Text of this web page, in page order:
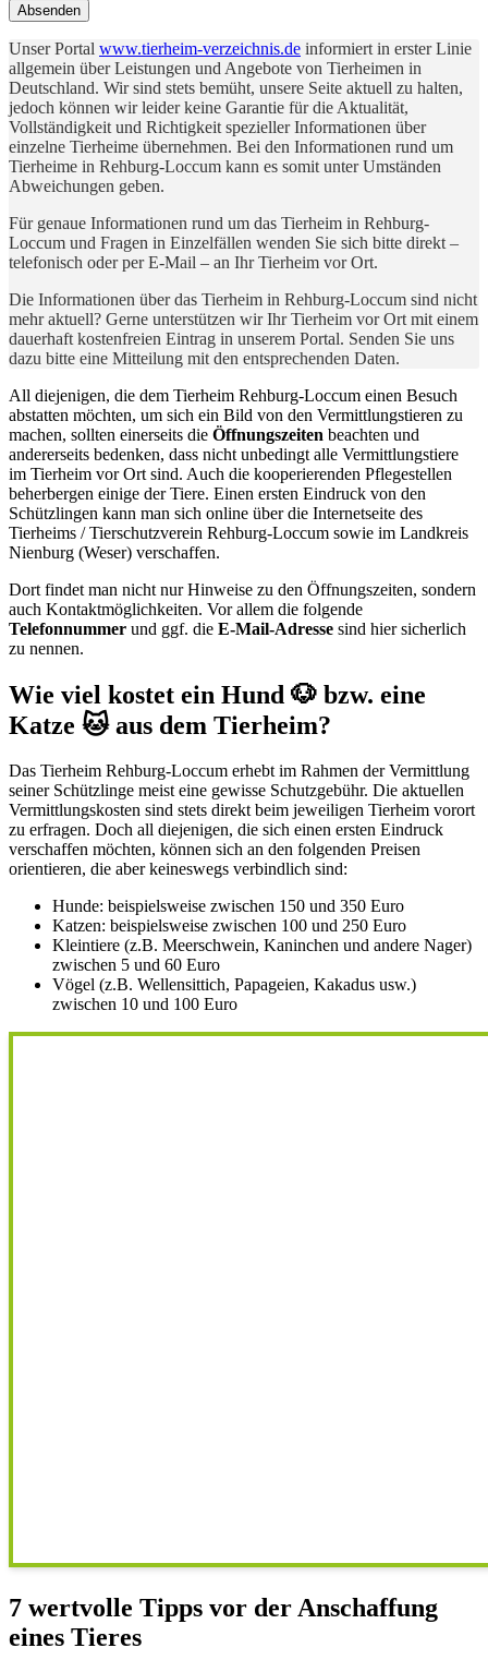
Absenden
Unser Portal www.tierheim-verzeichnis.de informiert in erster Linie
allgemein über Leistungen und Angebote von Tierheimen in
Deutschland. Wir sind stets bemüht, unsere Seite aktuell zu halten,
jedoch können wir leider keine Garantie für die Aktualität,
Vollständigkeit und Richtigkeit spezieller Informationen über
einzelne Tierheime übernehmen. Bei den Informationen rund um
Tierheime in Rehburg-Loccum kann es somit unter Umständen
Abweichungen geben.
Für genaue Informationen rund um das Tierheim in Rehburg-
Loccum und Fragen in Einzelfällen wenden Sie sich bitte direkt –
telefonisch oder per E-Mail – an Ihr Tierheim vor Ort.
Die Informationen über das Tierheim in Rehburg-Loccum sind nicht
mehr aktuell? Gerne unterstützen wir Ihr Tierheim vor Ort mit einem
dauerhaft kostenfreien Eintrag in unserem Portal. Senden Sie uns
dazu bitte eine Mitteilung mit den entsprechenden Daten.
All diejenigen, die dem Tierheim Rehburg-Loccum einen Besuch
abstatten möchten, um sich ein Bild von den Vermittlungstieren zu
machen, sollten einerseits die Öffnungszeiten beachten und
andererseits bedenken, dass nicht unbedingt alle Vermittlungstiere
im Tierheim vor Ort sind. Auch die kooperierenden Pflegestellen
beherbergen einige der Tiere. Einen ersten Eindruck von den
Schützlingen kann man sich online über die Internetseite des
Tierheims / Tierschutzverein Rehburg-Loccum sowie im Landkreis
Nienburg (Weser) verschaffen.
Dort findet man nicht nur Hinweise zu den Öffnungszeiten, sondern
auch Kontaktmöglichkeiten. Vor allem die folgende
Telefonnummer und ggf. die E-Mail-Adresse sind hier sicherlich
zu nennen.
Wie viel kostet ein Hund 🐶 bzw. eine
Katze 🐱 aus dem Tierheim?
Das Tierheim Rehburg-Loccum erhebt im Rahmen der Vermittlung
seiner Schützlinge meist eine gewisse Schutzgebühr. Die aktuellen
Vermittlungskosten sind stets direkt beim jeweiligen Tierheim vorort
zu erfragen. Doch all diejenigen, die sich einen ersten Eindruck
verschaffen möchten, können sich an den folgenden Preisen
orientieren, die aber keineswegs verbindlich sind:
Hunde: beispielsweise zwischen 150 und 350 Euro
Katzen: beispielsweise zwischen 100 und 250 Euro
Kleintiere (z.B. Meerschwein, Kaninchen und andere Nager)
zwischen 5 und 60 Euro
Vögel (z.B. Wellensittich, Papageien, Kakadus usw.)
zwischen 10 und 100 Euro
7 wertvolle Tipps vor der Anschaffung
eines Tieres